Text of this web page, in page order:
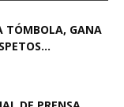
TÓMBOLA, GANA